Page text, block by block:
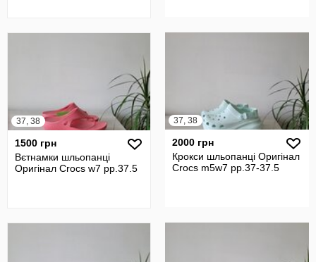
37, 38
1500 грн
Вєтнамки шльопанці
Оригінал Crocs w7 рр.37.5
37, 38
2000 грн
Крокси шльопанці Оригінал
Crocs m5w7 рр.37-37.5